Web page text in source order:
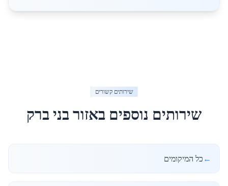
שירותים קשורים
שירותים נוספים באזורבני ברק
← כל המיקומים